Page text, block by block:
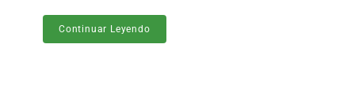
Continuar Leyendo